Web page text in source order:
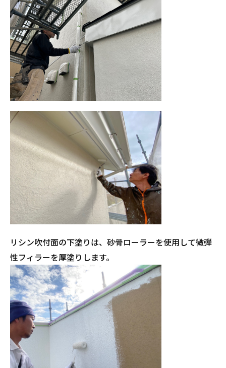
リシン吹付面の下塗りは、砂骨ローラーを使用して微弾
性フィラーを厚塗りします。